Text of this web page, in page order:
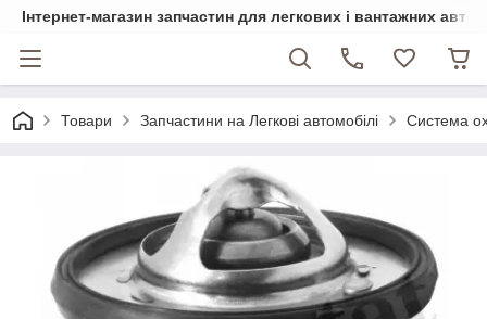
Інтернет-магазин запчастин для легкових і вантажних
Товари Запчастини на Легкові автомобілі Система